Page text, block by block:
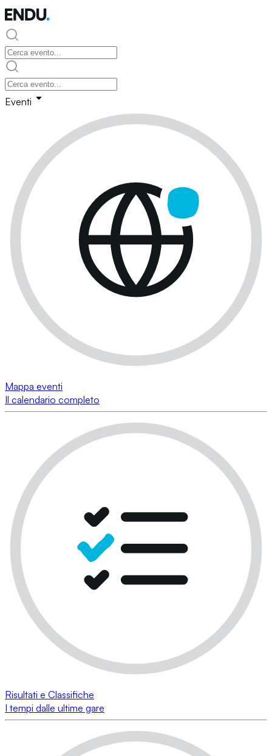
Eventi
Mappa eventi
Il calendario completo
Risultati e Classifiche
I tempi dalle ultime gare